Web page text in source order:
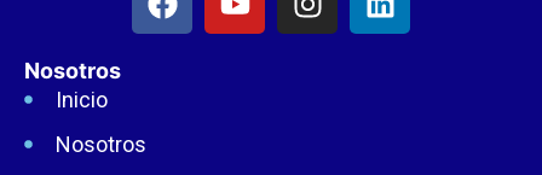
Nosotros
Inicio
Nosotros